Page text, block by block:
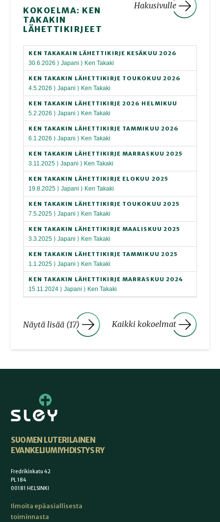
Hakusivulle
KOKOELMA: KEN
TAKAKIN
LÄHETTIKIRJEET
KEN TAKAKAIN LÄHETTIKIRJE KESÄKUU 2026
30.6.2026 ⟩ Japani ⟩ Ken Takaki
KEN TAKAKIN LÄHETTIKIRJE TOUKOKUU 2026
4.5.2026 ⟩ Japani ⟩ Ken Takaki
KEN TAKAKIN LÄHETTIKIRJE 2026 HELMIKUU
5.2.2026 ⟩ Japani ⟩ Ken Takaki
KEN TAKAKIN LÄHETTIKIRJE TAMMIKUU 2026
6.1.2026 ⟩ Japani ⟩ Ken Takaki
KEN TAKAKIN LÄHETTIKIRJE MARRASKUU 2025
3.11.2025 ⟩ Japani ⟩ Ken Takaki
KEN TAKAKIN LÄHETTIKIRJE ELOKUU 2025
19.8.2025 ⟩ Japani ⟩ Ken Takaki
KEN TAKAKIN LÄHETTIKIRJE TOUKOKUU 2025
7.5.2025 ⟩ Japani ⟩ Ken Takaki
KEN TAKAKIN LÄHETTIKIRJE MAALISKUU 2025
3.3.2025 ⟩ Japani ⟩ Ken Takaki
KEN TAKAKIN LÄHETTIKIRJE TAMMIKUU 2025
1.1.2025 ⟩ Japani ⟩ Ken Takaki
KEN TAKAKIN LÄHETTIKIRJE MARRASKUU 2024
15.11.2024 ⟩ Japani ⟩ Ken Takaki
Näytä lisää (17) Kaikki kokoelmat
SUOMEN LUTERILAINEN
EVANKELIUMIYHDISTYS RY
Fredrikinkatu 42
PL 184
00181 HELSINKI
Ilmoita epäasiallisesta
toiminnasta